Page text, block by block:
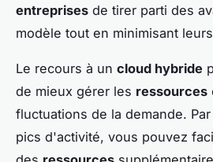
entreprises de tirer parti des
modèle tout en minimisant
Le recours à un cloud hybride
de mieux gérer les ressources
fluctuations de la demande.
pics d'activité, vous pouvez